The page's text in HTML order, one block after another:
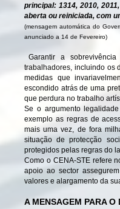
principal: 1314, 2010,
aberta ou reiniciada, com
(mensagem automática do
anunciado a 14 de Fevereiro)
Garantir a
trabalhadores, incluindo os
medidas que
escondido atrás de uma
que perdura no trabalho
Se o argumento
exemplo as regras de
mais uma vez, de fora
situação de protecção
protegidos pelas regras do
Como o CENA-STE refere
apoio ao sector
valores e alargamento da
A MENSAGEM PARA